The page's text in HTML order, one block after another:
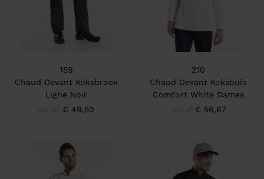
159
Chaud Devant Koksbroek
Ligne Noir
€ 49,50
210
Chaud Devant Koksbuis
Comfort White Dames
€ 56,67